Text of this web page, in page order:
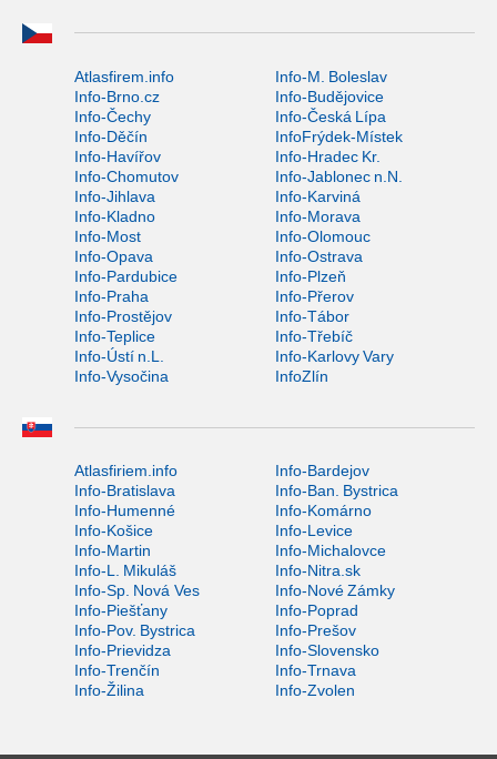
Atlasfirem.info
Info-M. Boleslav
Info-Brno.cz
Info-Budějovice
Info-Čechy
Info-Česká Lípa
Info-Děčín
InfoFrýdek-Místek
Info-Havířov
Info-Hradec Kr.
Info-Chomutov
Info-Jablonec n.N.
Info-Jihlava
Info-Karviná
Info-Kladno
Info-Morava
Info-Most
Info-Olomouc
Info-Opava
Info-Ostrava
Info-Pardubice
Info-Plzeň
Info-Praha
Info-Přerov
Info-Prostějov
Info-Tábor
Info-Teplice
Info-Třebíč
Info-Ústí n.L.
Info-Karlovy Vary
Info-Vysočina
InfoZlín
Atlasfiriem.info
Info-Bardejov
Info-Bratislava
Info-Ban. Bystrica
Info-Humenné
Info-Komárno
Info-Košice
Info-Levice
Info-Martin
Info-Michalovce
Info-L. Mikuláš
Info-Nitra.sk
Info-Sp. Nová Ves
Info-Nové Zámky
Info-Piešťany
Info-Poprad
Info-Pov. Bystrica
Info-Prešov
Info-Prievidza
Info-Slovensko
Info-Trenčín
Info-Trnava
Info-Žilina
Info-Zvolen